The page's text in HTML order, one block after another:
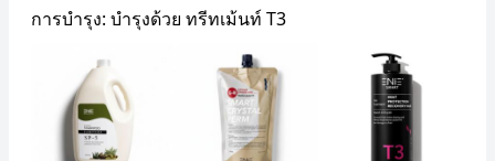
การบำรุง: บำรุงด้วย ทรีทเม้นท์ T3